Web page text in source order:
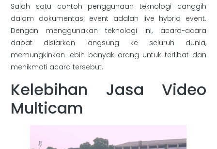
Salah satu contoh penggunaan teknologi canggih
dalam dokumentasi event adalah live hybrid event.
Dengan menggunakan teknologi ini, acara-acara
dapat disiarkan langsung ke seluruh dunia,
memungkinkan lebih banyak orang untuk terlibat dan
menikmati acara tersebut.
Kelebihan Jasa Video
Multicam